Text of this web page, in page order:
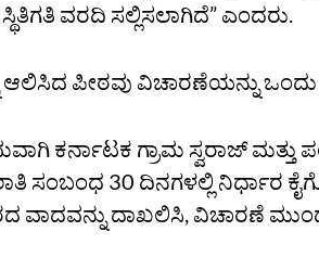
ಸ್ಥಿತಿಗತಿ ವರದಿ ಸಲ್ಲಿಸಲಾಗಿದೆ” ಎಂದರು.
ಆಲಿಸಿದ ಪೀಠವು ವಿಚಾರಣೆಯನ್ನು
ಕರ್ನಾಟಕ ಗ್ರಾಮ ಸ್ವರಾಜ್‌
ಸಂಬಂಧ 30 ದಿನಗಳಲ್ಲಿ ನಿರ್ಧಾರ
ವಾದವನ್ನು ದಾಖಲಿಸಿ, ವಿಚಾರಣೆ